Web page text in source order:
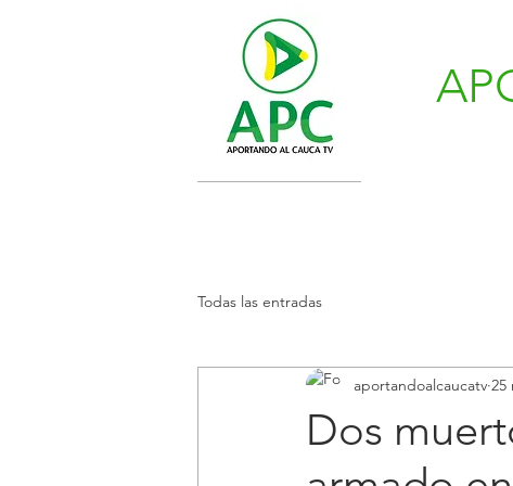
Todas las entradas
Dos
aportandoalcaucatv 25